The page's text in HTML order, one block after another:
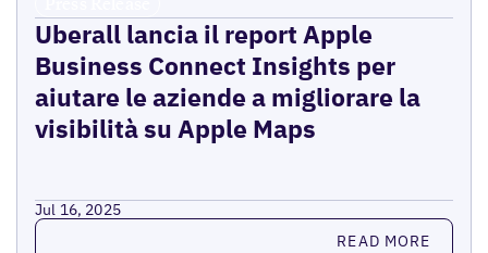
Uberall lancia il report Apple
Business Connect Insights per
aiutare le aziende a migliorare la
visibilità su Apple Maps
Jul 16, 2025
Read more READ MORE